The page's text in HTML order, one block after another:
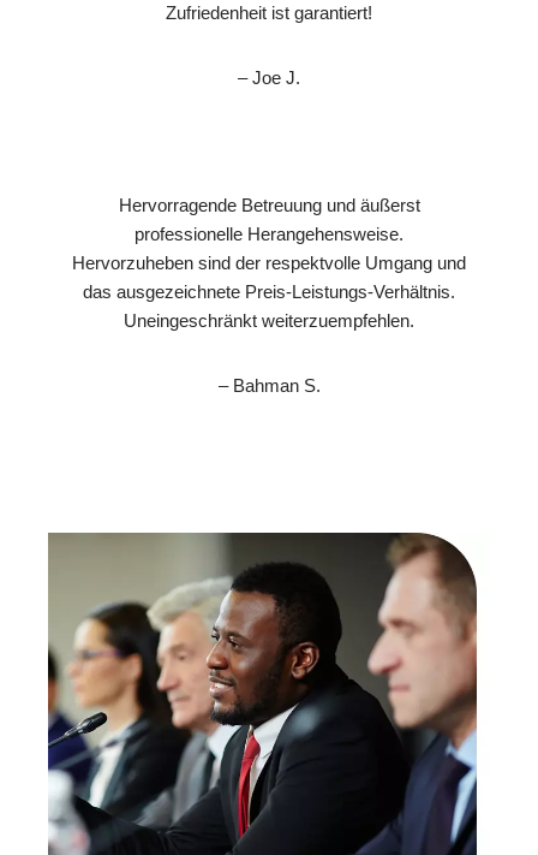
Zufriedenheit ist garantiert!
– Joe J.
Hervorragende Betreuung und äußerst
professionelle Herangehensweise.
Hervorzuheben sind der respektvolle Umgang und
das ausgezeichnete Preis-Leistungs-Verhältnis.
Uneingeschränkt weiterzuempfehlen.
– Bahman S.